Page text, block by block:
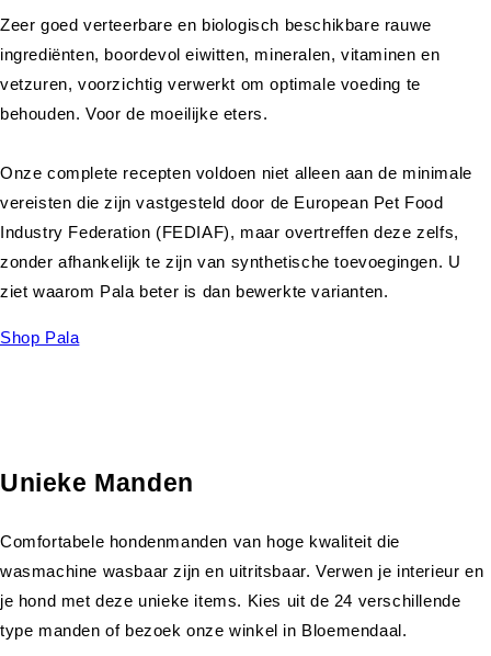
Zeer goed verteerbare en biologisch beschikbare rauwe
ingrediënten, boordevol eiwitten, mineralen, vitaminen en
vetzuren, voorzichtig verwerkt om optimale voeding te
behouden. Voor de moeilijke eters.
Onze complete recepten voldoen niet alleen aan de minimale
vereisten die zijn vastgesteld door de European Pet Food
Industry Federation (FEDIAF), maar overtreffen deze zelfs,
zonder afhankelijk te zijn van synthetische toevoegingen. U
ziet waarom Pala beter is dan bewerkte varianten.
Shop Pala
Unieke Manden
Comfortabele hondenmanden van hoge kwaliteit die
wasmachine wasbaar zijn en uitritsbaar. Verwen je interieur en
je hond met deze unieke items. Kies uit de 24 verschillende
type manden of bezoek onze winkel in Bloemendaal.